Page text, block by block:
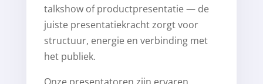
talkshow of productpresentatie — de
juiste presentatiekracht zorgt voor
structuur, energie en verbinding met
het publiek.